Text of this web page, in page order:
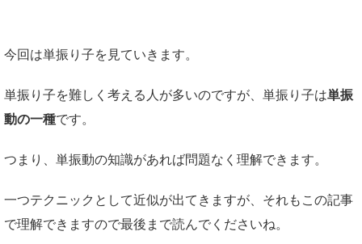
今回は単振り子を見ていきます。
単振り子を難しく考える人が多いのですが、単振り子は単振
動の一種です。
つまり、単振動の知識があれば問題なく理解できます。
一つテクニックとして近似が出てきますが、それもこの記事
で理解できますので最後まで読んでくださいね。